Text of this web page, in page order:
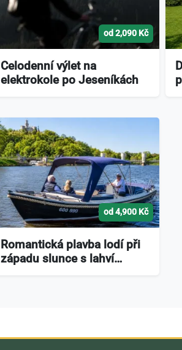
od 2,090 Kč
Celodenní výlet na
elektrokole po Jeseníkách
od 4,900 Kč
Romantická plavba lodí při
západu slunce s lahví…